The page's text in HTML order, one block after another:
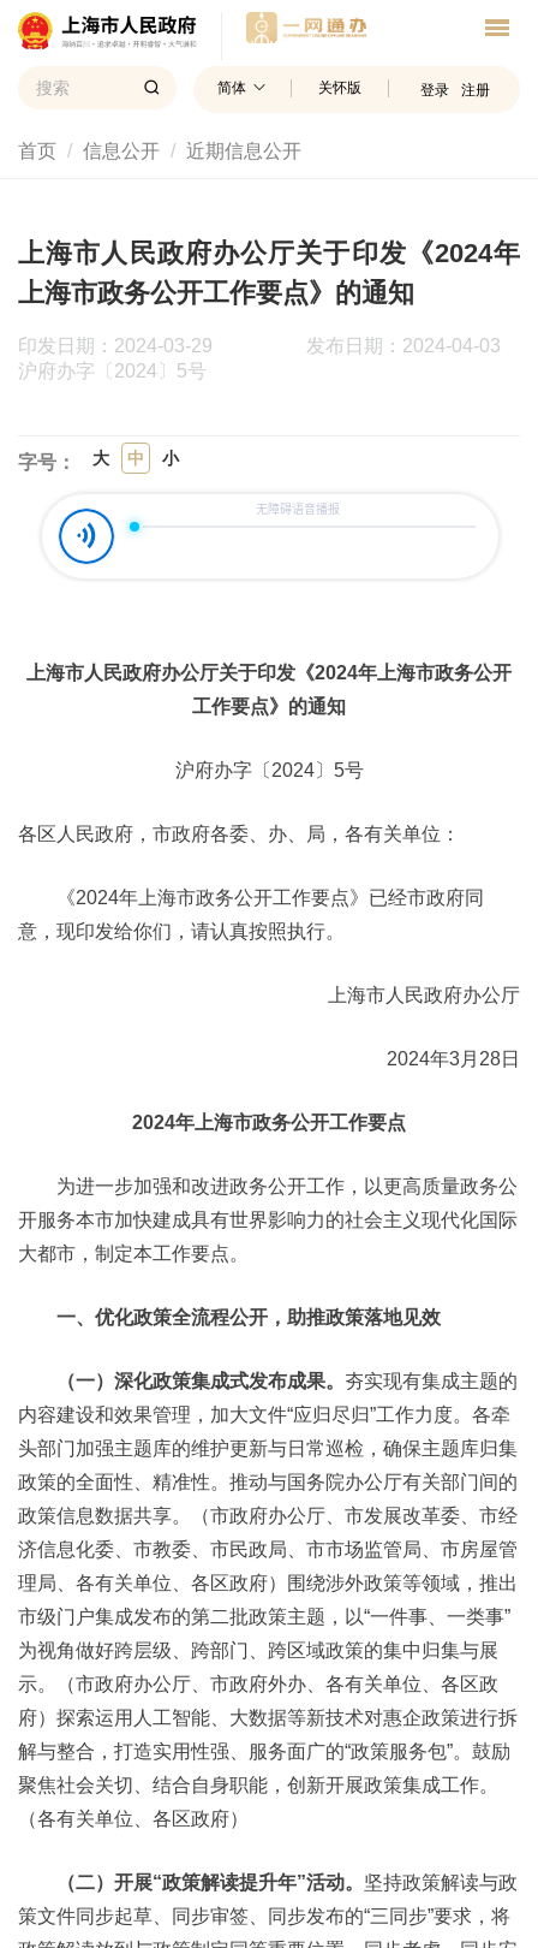
简体 关怀版 登录 注册
首页 信息公开 近期信息公开
上海市人民政府办公厅关于印发《2024年
上海市政务公开工作要点》的通知
印发日期：2024-03-29
发布日期：2024-04-03
沪府办字〔2024〕5号
字号： 大 中 小
上海市人民政府办公厅关于印发《2024年上海市政务公开
工作要点》的通知
沪府办字〔2024〕5号
各区人民政府，市政府各委、办、局，各有关单位：
《2024年上海市政务公开工作要点》已经市政府同
意，现印发给你们，请认真按照执行。
上海市人民政府办公厅
2024年3月28日
2024年上海市政务公开工作要点
为进一步加强和改进政务公开工作，以更高质量政务公
开服务本市加快建成具有世界影响力的社会主义现代化国际
大都市，制定本工作要点。
一、优化政策全流程公开，助推政策落地见效
（一）深化政策集成式发布成果。 夯实现有集成主题的
内容建设和效果管理，加大文件“应归尽归”工作力度。各牵
头部门加强主题库的维护更新与日常巡检，确保主题库归集
政策的全面性、精准性。推动与国务院办公厅有关部门间的
政策信息数据共享。（市政府办公厅、市发展改革委、市经
济信息化委、市教委、市民政局、市市场监管局、市房屋管
理局、各有关单位、各区政府）围绕涉外政策等领域，推出
市级门户集成发布的第二批政策主题，以“一件事、一类事”
为视角做好跨层级、跨部门、跨区域政策的集中归集与展
示。（市政府办公厅、市政府外办、各有关单位、各区政
府）探索运用人工智能、大数据等新技术对惠企政策进行拆
解与整合，打造实用性强、服务面广的“政策服务包”。鼓励
聚焦社会关切、结合自身职能，创新开展政策集成工作。
（各有关单位、各区政府）
（二）开展“政策解读提升年”活动。 坚持政策解读与政
策文件同步起草、同步审签、同步发布的“三同步”要求，将